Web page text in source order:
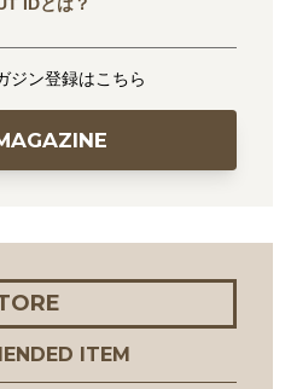
IDとは？
ジン登録はこちら
ITEM